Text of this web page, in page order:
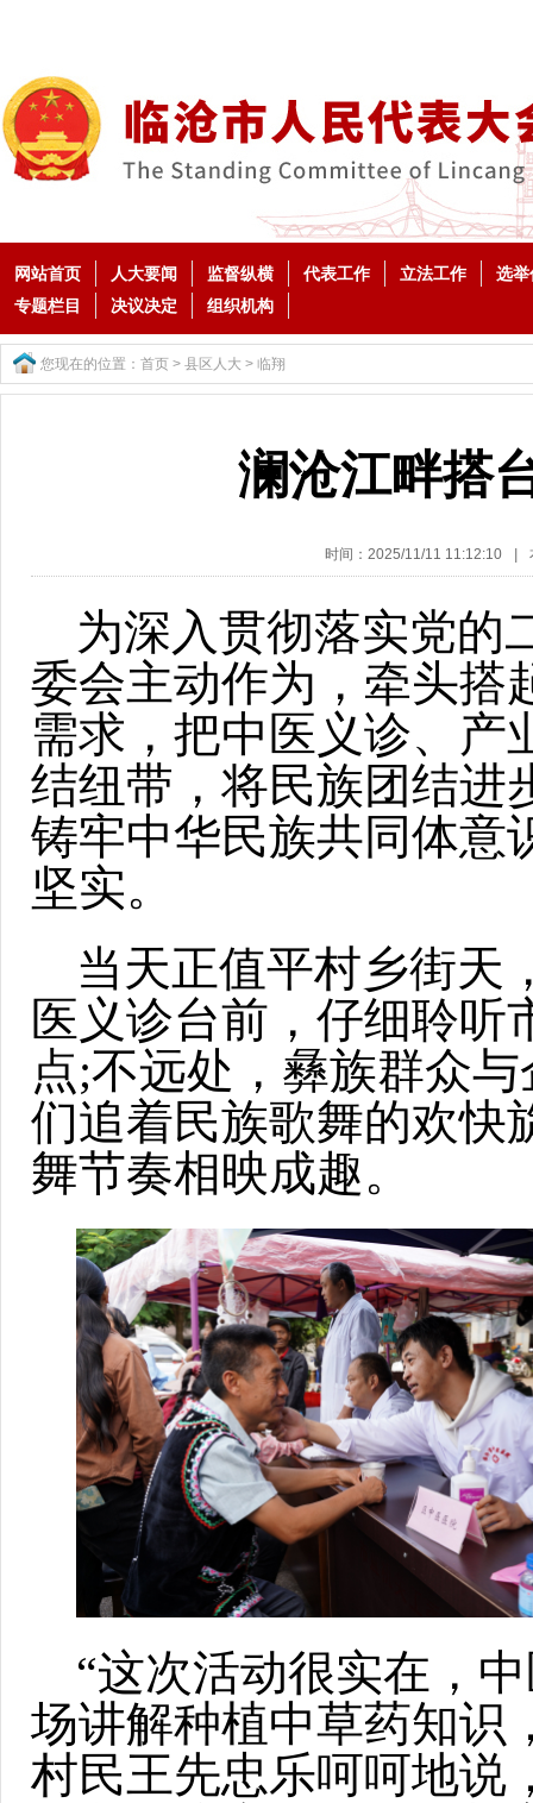
网站首页 人大要闻 监督纵横 代表工作 立法工作
选举
专题栏目
决议决定 组织机构
您现在的位置： 首页 > 县区人大 > 临翔
澜沧江畔搭
时间：2025/11/11 11:12:10
为深入贯彻落实党的
委会主动作为，牵头搭
需求，把中医义诊、产
结纽带，将民族团结进
铸牢中华民族共同体意
坚实。
当天正值平村乡街天
医义诊台前，仔细聆听
点;不远处，彝族群众
们追着民族歌舞的欢快
舞节奏相映成趣。
“这次活动很实在，
场讲解种植中草药知识
村民王先忠乐呵呵地说